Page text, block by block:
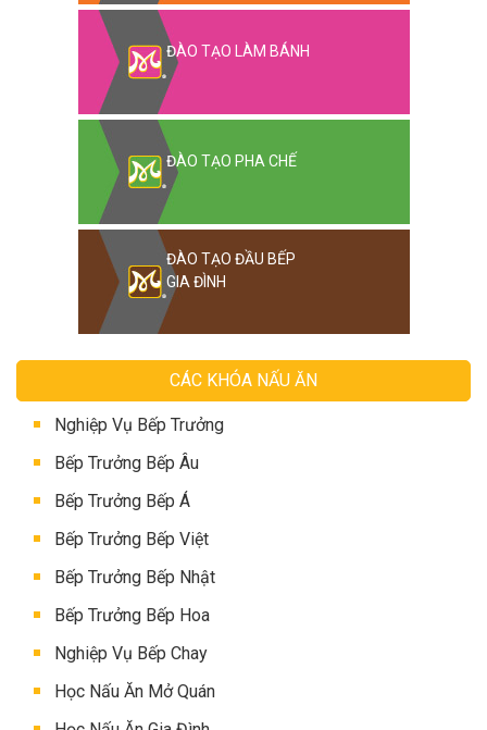
ĐÀO TẠO LÀM BÁNH
ĐÀO TẠO PHA CHẾ
ĐÀO TẠO ĐẦU BẾP
GIA ĐÌNH
CÁC KHÓA NẤU ĂN
Nghiệp Vụ Bếp Trưởng
Bếp Trưởng Bếp Âu
Bếp Trưởng Bếp Á
Bếp Trưởng Bếp Việt
Bếp Trưởng Bếp Nhật
Bếp Trưởng Bếp Hoa
Nghiệp Vụ Bếp Chay
Học Nấu Ăn Mở Quán